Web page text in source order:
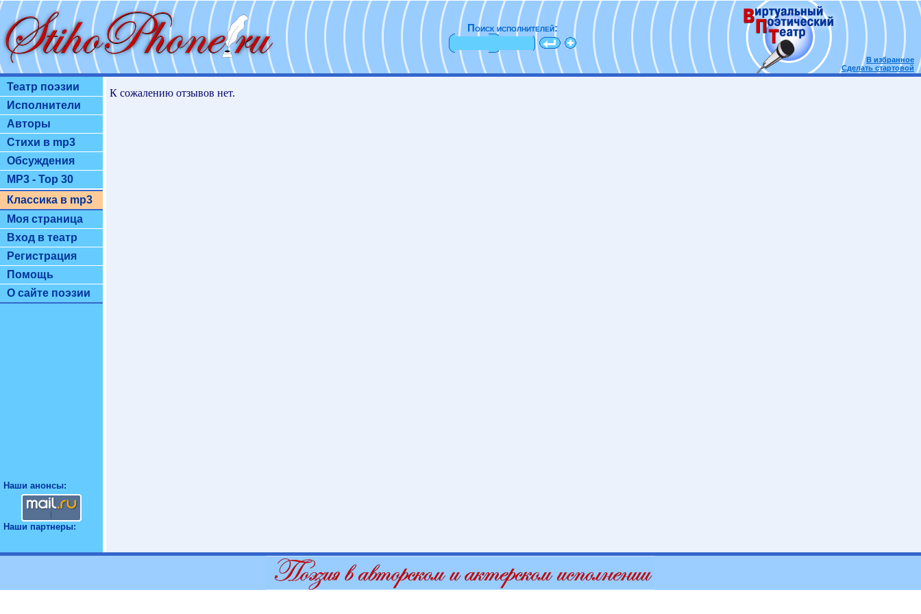
Поиск исполнителей:
В избранное
Сделать стартовой
Театр поэзии
Исполнители
Авторы
Стихи в mp3
Обсуждения
MP3 - Top 30
Классика в mp3
Моя страница
Вход в театр
Регистрация
Помощь
О сайте поэзии
Наши анонсы:
Наши партнеры:
К сожалению отзывов нет.